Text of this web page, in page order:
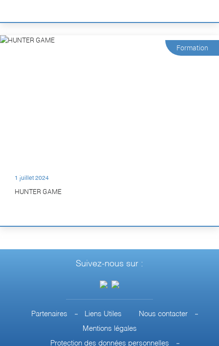
Formation
1 juillet 2024
HUNTER GAME
Suivez-nous sur :
Partenaires Liens Utiles
Nous contacter
Mentions légales
Protection des données personnelles